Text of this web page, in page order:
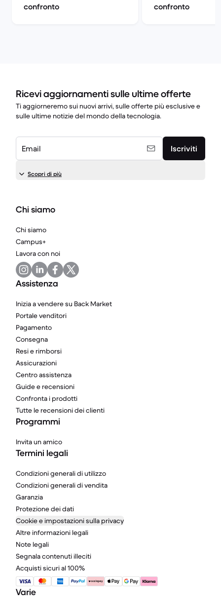
confronto
confronto
Ricevi aggiornamenti sulle ultime offerte
Ti aggiorneremo sui nuovi arrivi, sulle offerte più esclusive e
sulle ultime notizie del mondo della tecnologia.
Email Iscriviti
Scopri di più
Chi siamo
Chi siamo
Campus+
Lavora con noi
Assistenza
Inizia a vendere su Back Market
Portale venditori
Pagamento
Consegna
Resi e rimborsi
Assicurazioni
Centro assistenza
Guide e recensioni
Confronta i prodotti
Tutte le recensioni dei clienti
Programmi
Invita un amico
Termini legali
Condizioni generali di utilizzo
Condizioni generali di vendita
Garanzia
Protezione dei dati
Cookie e impostazioni sulla privacy
Altre informazioni legali
Note legali
Segnala contenuti illeciti
Acquisti sicuri al 100%
Varie